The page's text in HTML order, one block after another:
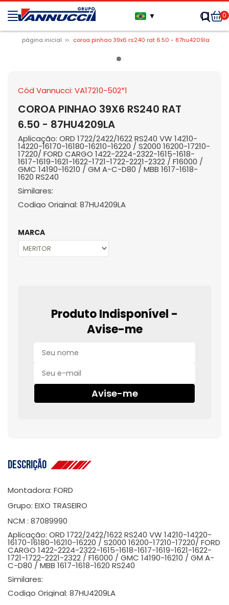
▼ 0
página inicial coroa pinhao 39x6 rs240 rat 6.50 - 87hu4209la
Cód Vannucci: VA17210-502*1
COROA PINHAO 39X6 RS240 RAT
6.50 - 87HU4209LA
Aplicação: ORD 1722/2422/1622 RS240 VW 14210-
14220-16170-16180-16210-16220 / S2000 16200-17210-
17220/ FORD CARGO 1422-2224-2322-1615-1618-
1617-1619-1621-1622-1721-1722-2221-2322 / F16000 /
GMC 14190-16210 / GM A-C-D80 / MBB 1617-1618-
1620 RS240
Similares:
Codigo Original: 87HU4209LA
MARCA
Produto Indisponível -
Avise-me
Avise-me
Descrição
Montadora: FORD
Grupo: EIXO TRASEIRO
NCM : 87089990
Aplicação: ORD 1722/2422/1622 RS240 VW 14210-14220-
16170-16180-16210-16220 / S2000 16200-17210-17220/ FORD
CARGO 1422-2224-2322-1615-1618-1617-1619-1621-1622-
1721-1722-2221-2322 / F16000 / GMC 14190-16210 / GM A-
C-D80 / MBB 1617-1618-1620 RS240
Similares:
Codigo Original: 87HU4209LA